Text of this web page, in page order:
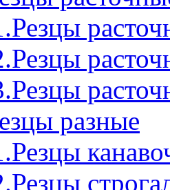
разные